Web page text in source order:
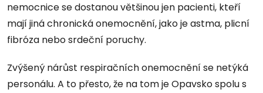
nemocnice se dostanou většinou jen pacienti, kteří
mají jiná chronická onemocnění, jako je astma, plicní
fibróza nebo srdeční poruchy.
Zvýšený nárůst respiračních onemocnění se netýká
personálu. A to přesto, že na tom je Opavsko spolu s